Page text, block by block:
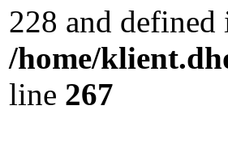
228 and defined
/home/
line 267